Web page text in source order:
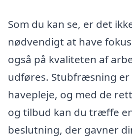
Som du kan se, er det
nødvendigt at have
også på kvaliteten af
udføres. Stubfræsning er
havepleje, og med de
og tilbud kan du træffe
beslutning, der gavner